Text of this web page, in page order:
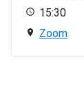
15:30
Zoom